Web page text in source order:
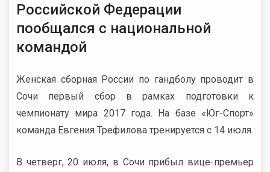
Российской Федерации
пообщался с национальной
командой
Женская сборная России по гандболу проводит в
Сочи первый сбор в рамках подготовки к
чемпионату мира 2017 года. На базе «Юг-Спорт»
команда Евгения Трефилова тренируется с 14 июля.
В четверг, 20 июля, в Сочи прибыл вице-премьер